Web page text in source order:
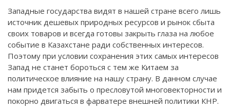
Западные государства видят в нашей стране всего лишь
источник дешевых природных ресурсов и рынок сбыта
своих товаров и всегда готовы закрыть глаза на любое
событие в Казахстане ради собственных интересов.
Поэтому при условии сохранения этих самых интересов
Запад не станет бороться с тем же Китаем за
политическое влияние на нашу страну. В данном случае
нам придется забыть о пресловутой многовекторности и
покорно двигаться в фарватере внешней политики КНР.